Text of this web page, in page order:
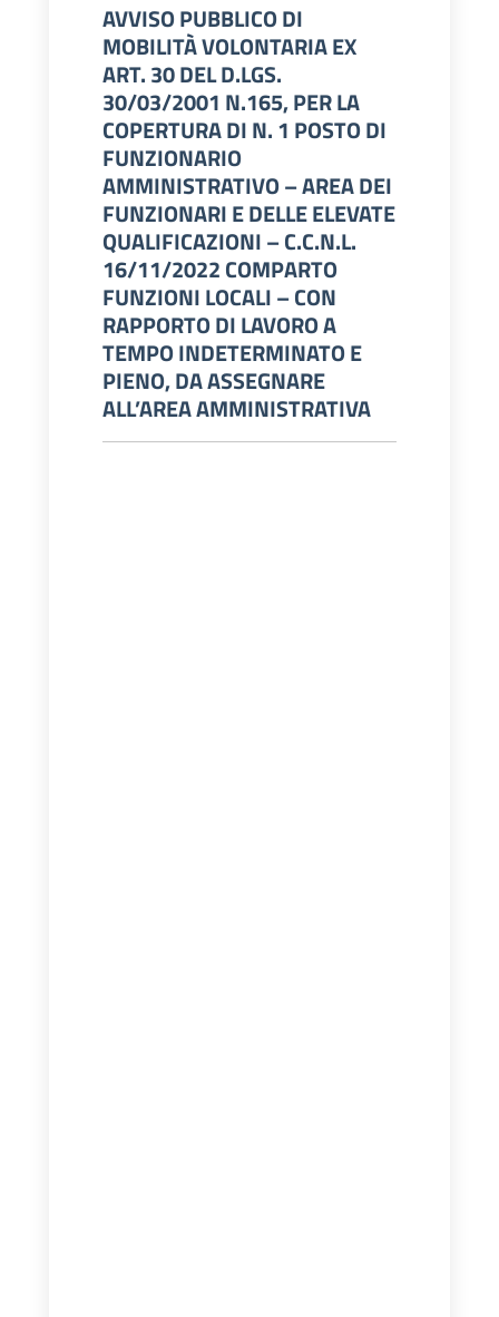
AVVISO PUBBLICO DI
MOBILITÀ VOLONTARIA EX
ART. 30 DEL D.LGS.
30/03/2001 N.165, PER LA
COPERTURA DI N. 1 POSTO DI
FUNZIONARIO
AMMINISTRATIVO – AREA DEI
FUNZIONARI E DELLE ELEVATE
QUALIFICAZIONI – C.C.N.L.
16/11/2022 COMPARTO
FUNZIONI LOCALI – CON
RAPPORTO DI LAVORO A
TEMPO INDETERMINATO E
PIENO, DA ASSEGNARE
ALL’AREA AMMINISTRATIVA